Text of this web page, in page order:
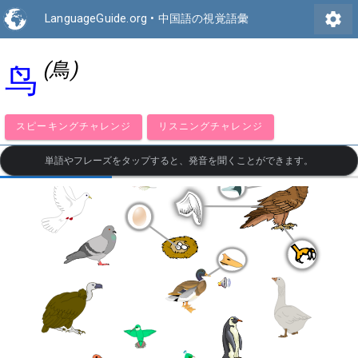
LanguageGuide.org • 中国語の視覚語彙 settings
鸟 (鳥)
スピーキングチャレンジ リスニングチャレンジ
単語やフレーズをタップすると、発音を聞くことができます。